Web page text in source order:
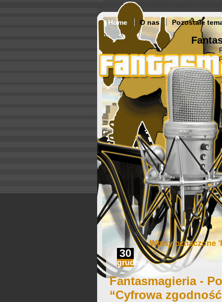
Home O nas Pozostałe
Wpisy oznaczone
30
grudnia
Fantasmagieria -
“Cyfrowa